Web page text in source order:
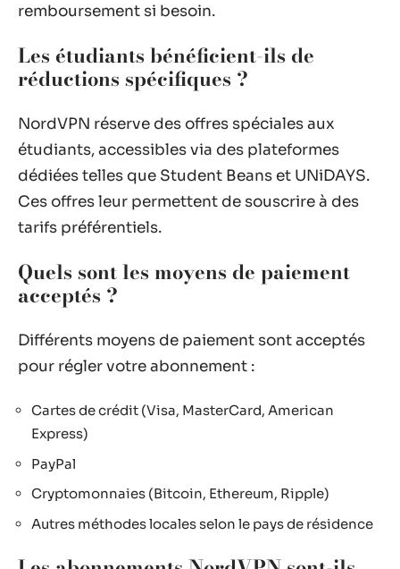
remboursement si besoin.
Les étudiants bénéficient-ils de
réductions spécifiques ?
NordVPN réserve des offres spéciales aux
étudiants, accessibles via des plateformes
dédiées telles que Student Beans et UNiDAYS.
Ces offres leur permettent de souscrire à des
tarifs préférentiels.
Quels sont les moyens de paiement
acceptés ?
Différents moyens de paiement sont acceptés
pour régler votre abonnement :
Cartes de crédit (Visa, MasterCard, American
Express)
PayPal
Cryptomonnaies (Bitcoin, Ethereum, Ripple)
Autres méthodes locales selon le pays de résidence